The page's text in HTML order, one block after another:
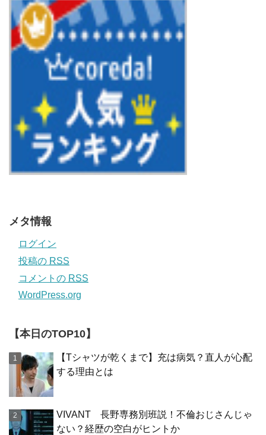
メタ情報
ログイン
投稿の RSS
コメントの RSS
WordPress.org
【本日のTOP10】
【Tシャツが乾くまで】充は病気？直人が心配
する理由とは
VIVANT 長野専務別班説！不倫おじさんじゃ
ない？経歴の空白がヒントか